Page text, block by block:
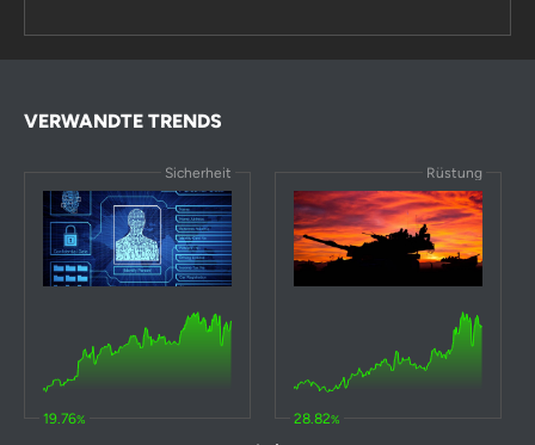
VERWANDTE TRENDS
Sicherheit
19.76%
Rüstung
28.82%